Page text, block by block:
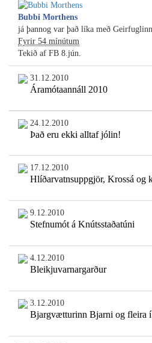
Bubbi Morthens
já þannog var það líka með Geirfuglinn
Fyrir 54 mínútum
Tekið af FB 8.jún.
31.12.2010
Áramótaannáll 2010
24.12.2010
Það eru ekki alltaf jólin!
17.12.2010
Hlíðarvatnsuppgjör, Krossá og
9.12.2010
Stefnumót á Knútsstaðatúni
4.12.2010
Bleikjuvarnargarður
3.12.2010
Bjargvætturinn Bjarni og fleira